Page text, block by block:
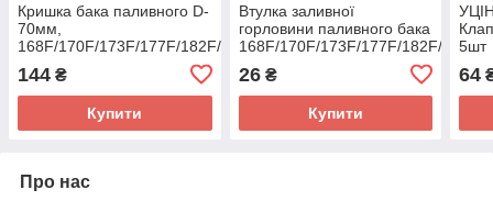
Кришка бака паливного D-
70мм,
168F/170F/173F/177F/182F/188F/190F,
144 ₴
Купити
Втулка заливної
горловини паливного бака
168F/170F/173F/177F/182F/188F/
26₴
Купити
5шт
64
Про нас